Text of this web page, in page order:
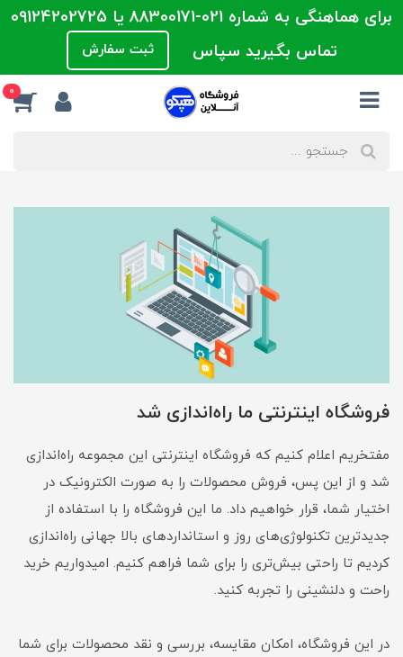
برای هماهنگی به شماره 021-88300171 یا 09124202725
تماس بگیرید سپاس
ثبت سفارش
0
فروشگاه اینترنتی ما راه‌اندازی شد
مفتخریم اعلام کنیم که فروشگاه اینترنتی این مجموعه راه‌اندازی
شد و از این پس، فروش محصولات را به صورت الکترونیک در
اختیار شما، قرار خواهیم داد. ما این فروشگاه را با استفاده از
جدیدترین تکنولوژی‌های روز و استانداردهای بالا جهانی راه‌اندازی
کردیم تا راحتی بیش‌تری را برای شما فراهم کنیم. امیدواریم خرید
راحت و دلنشینی را تجربه کنید.
در این فروشگاه، امکان مقایسه، بررسی و نقد محصولات برای شما